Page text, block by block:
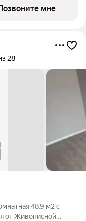
нe
мне
28
48,9 м2 с
от Живописной